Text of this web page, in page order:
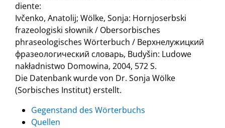
diente:
Ivčenko, Anatolij; Wölke, Sonja: Hornjoserbski
frazeologiski słownik / Obersorbisches
phraseologisches Wörterbuch / Верхнелужицкий
фразеологический словарь, Budyšin: Ludowe
nakładnistwo Domowina, 2004, 572 S.
Die Datenbank wurde von Dr. Sonja Wölke
(Sorbisches Institut) erstellt.
Gegenstand des Wörterbuchs
Quellen